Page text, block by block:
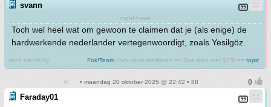
svann
night-hawk
Toch wel heel wat om gewoon te claimen dat je (als enige) de
hardwerkende nederlander vertegenwoordigt, zoals Yesilgöz.
seek electricity Fok!Team Kiva micro-kredieten == Doe mee met $25! == topic
• maandag 20 oktober 2025 @ 22:42 • 88
Faraday01